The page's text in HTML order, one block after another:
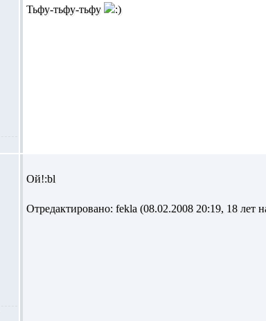
Тьфу-тьфу-тьфу
Ой!:bl
Отредактировано: fekla (08.02.2008 20:19, 18 лет